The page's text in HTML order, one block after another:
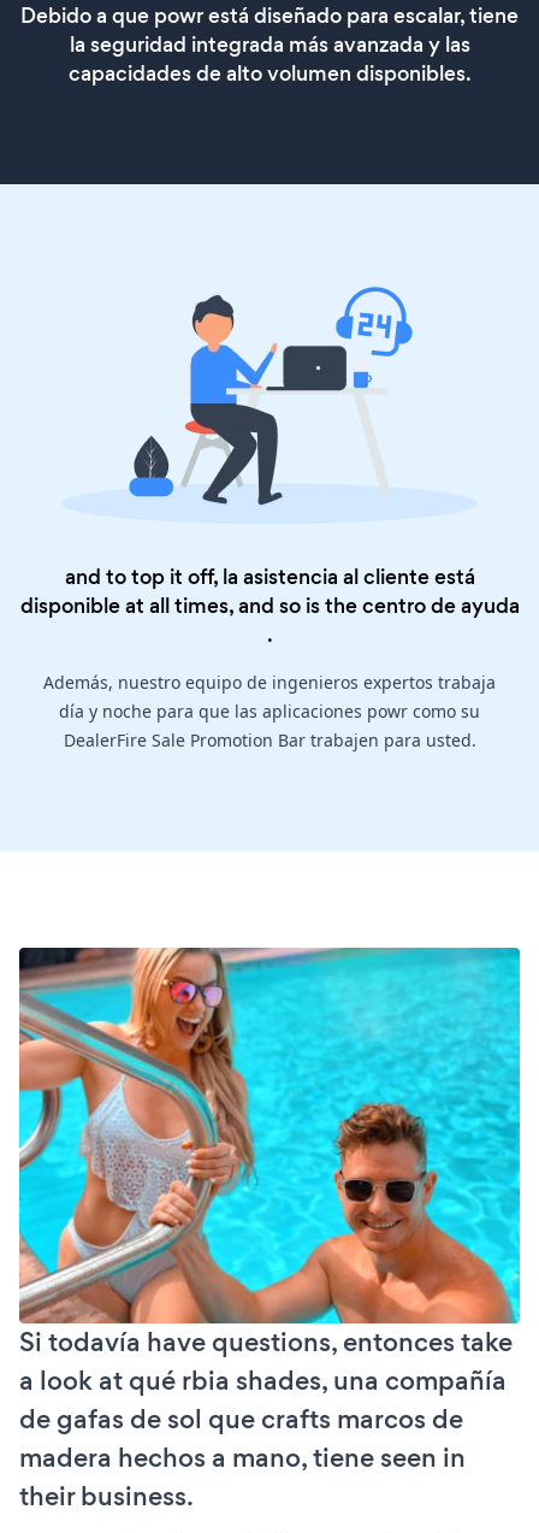
Debido a que powr está diseñado para escalar, tiene
la seguridad integrada más avanzada y las
capacidades de alto volumen disponibles.
and to top it off, la asistencia al cliente está
disponible at all times, and so is thecentro de ayuda
.
Además, nuestro equipo de ingenieros expertos trabaja
día y noche para que las aplicaciones powr como su
DealerFire Sale Promotion Bar trabajen para usted.
Si todavía have questions, entonces take
a look at qué rbia shades, una compañía
de gafas de sol que crafts marcos de
madera hechos a mano, tiene seen in
their business.